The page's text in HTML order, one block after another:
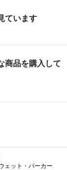
ています
商品を購入して
ェット・パーカー